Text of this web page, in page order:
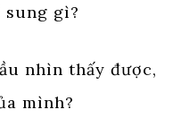
sung gì?
nhìn thấy được,
mình?